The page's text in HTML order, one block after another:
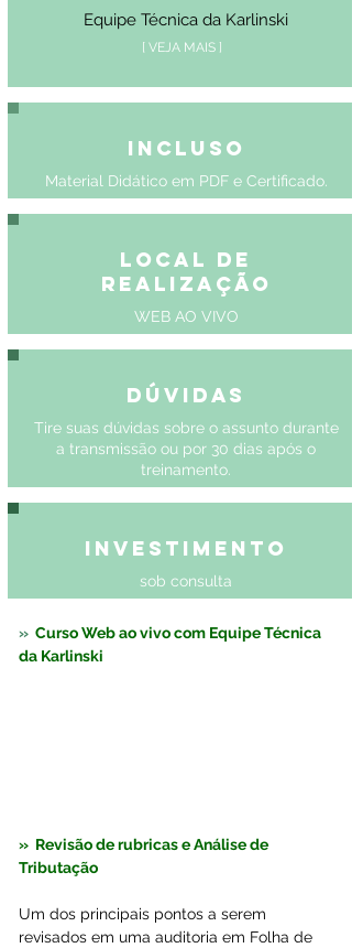
Equipe Técnica da Karlinski
[ VEJA MAIS ]
Incluso
Material Didático em PDF e Certificado.
Local de
Realização
WEB AO VIVO
Dúvidas
Tire suas dúvidas sobre o assunto durante
a transmissão ou por 30 dias após o
treinamento.
Investimento
sob consulta
» Curso Web ao vivo com Equipe Técnica
da Karlinski
» Revisão de rubricas e Análise de
Tributação
Um dos principais pontos a serem
revisados em uma auditoria em Folha de